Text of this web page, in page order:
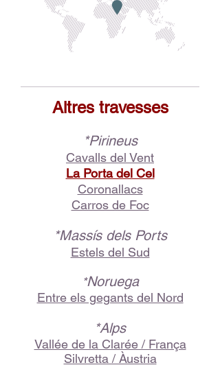
Altres travesses
*Pirineus
Cavalls del Vent
La Porta del Cel
Coronallacs
Carros de Foc
*Massís dels Ports
Estels del Sud
*Noruega
Entre els gegants del Nord
*Alps
Vallée de la Clarée / França
Silvretta / Àustria